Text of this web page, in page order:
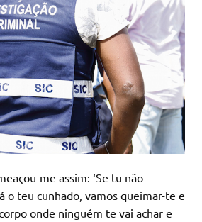
me assim: ‘Se tu não
o teu cunhado, vamos queimar-te e
onde ninguém te vai achar e